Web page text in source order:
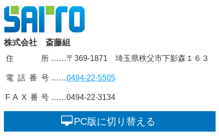
の
先
頭
へ
戻
戻
る
株式会社
斎藤組
株式会社 斎藤組
住 所……〒369-1871 埼玉県秩父市下影森１６３
電話番号……0494-22-5505
FAX番号……0494-22-3134
PC版に切り替える